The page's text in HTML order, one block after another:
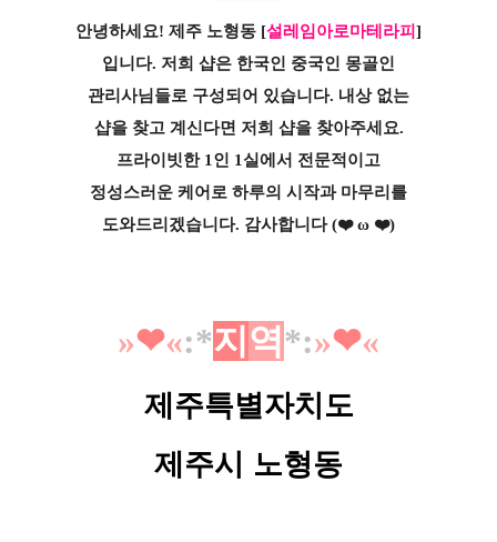
안녕하세요! 제주 노형동 [설레임아로마테라피 ]
입니다. 저희 샵은 한국인 중국인 몽골인
관리사님들로 구성되어 있습니다. 내상 없는
샵을 찾고 계신다면 저희 샵을 찾아주세요.
프라이빗한 1인 1실에서 전문적이고
정성스러운 케어로 하루의 시작과 마무리를
도와드리겠습니다. 감사합니다 (❤️ ω ❤️)
»❤︎«:*지 역 *:»❤︎«
제주특별자치도
제주시 노형동